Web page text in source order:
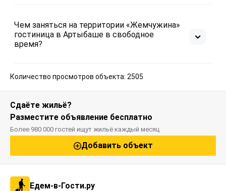
Чем заняться на территории «Жемчужина»
гостиница в Артыбаше в свободное
время?
Количество просмотров объекта: 2505
Сдаёте жильё?
Разместите объявление бесплатно
Более 980 000 гостей ищут жильё каждый месяц
Добавить объект
Едем-в-Гости.ру